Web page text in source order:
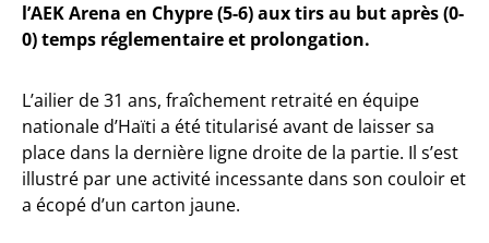
l’AEK Arena en Chypre (5-6) aux tirs au but après (0-
0) temps réglementaire et prolongation.
L’ailier de 31 ans, fraîchement retraité en équipe
nationale d’Haïti a été titularisé avant de laisser sa
place dans la dernière ligne droite de la partie. Il s’est
illustré par une activité incessante dans son couloir et
a écopé d’un carton jaune.